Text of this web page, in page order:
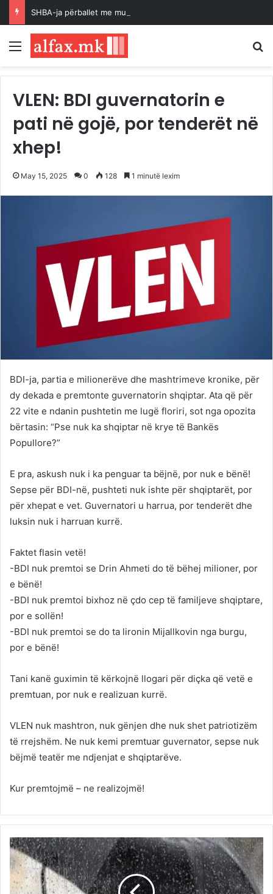
Menu
VLEN: BDI guvernatorin e
pati në gojë, por tenderët në
xhep!
May 15, 2025 0 128 1 minutë lexim
BDI-ja, partia e milionerëve dhe mashtrimeve kronike, për
dy dekada e premtonte guvernatorin shqiptar. Ata që për
22 vite e ndanin pushtetin me lugë floriri, sot nga opozita
bërtasin: “Pse nuk ka shqiptar në krye të Bankës
Popullore?”
E pra, askush nuk i ka penguar ta bëjnë, por nuk e bënë!
Sepse për BDI-në, pushteti nuk ishte për shqiptarët, por
për xhepat e vet. Guvernatori u harrua, por tenderët dhe
luksin nuk i harruan kurrë.
Faktet flasin vetë!
-BDI nuk premtoi se Drin Ahmeti do të bëhej milioner, por
e bënë!
-BDI nuk premtoi bixhoz në çdo cep të familjeve shqiptare,
por e sollën!
-BDI nuk premtoi se do ta lironin Mijallkovin nga burgu,
por e bënë!
Tani kanë guximin të kërkojnë llogari për diçka që vetë e
premtuan, por nuk e realizuan kurrë.
VLEN nuk mashtron, nuk gënjen dhe nuk shet patriotizëm
të rrejshëm. Ne nuk kemi premtuar guvernator, sepse nuk
bëjmë teatër me ndjenjat e shqiptarëve.
Kur premtojmë – ne realizojmë!